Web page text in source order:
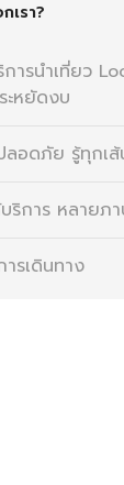
เรา?
การนำเที่ยว
ะหยัดงบ
ลอดภัย รู้ทุกเ
ริการ หลายภ
ารเดินทาง